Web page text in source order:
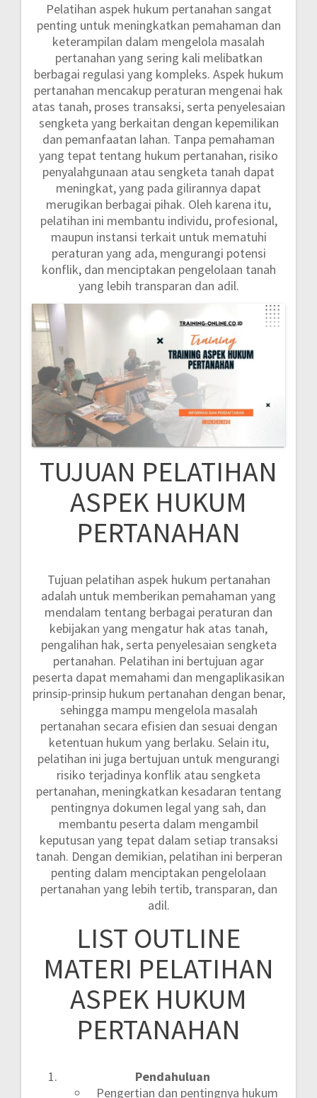
Pelatihan aspek hukum pertanahan sangat
penting untuk meningkatkan pemahaman dan
keterampilan dalam mengelola masalah
pertanahan yang sering kali melibatkan
berbagai regulasi yang kompleks. Aspek hukum
pertanahan mencakup peraturan mengenai hak
atas tanah, proses transaksi, serta penyelesaian
sengketa yang berkaitan dengan kepemilikan
dan pemanfaatan lahan. Tanpa pemahaman
yang tepat tentang hukum pertanahan, risiko
penyalahgunaan atau sengketa tanah dapat
meningkat, yang pada gilirannya dapat
merugikan berbagai pihak. Oleh karena itu,
pelatihan ini membantu individu, profesional,
maupun instansi terkait untuk mematuhi
peraturan yang ada, mengurangi potensi
konflik, dan menciptakan pengelolaan tanah
yang lebih transparan dan adil.
TUJUAN PELATIHAN
ASPEK HUKUM
PERTANAHAN
Tujuan pelatihan aspek hukum pertanahan
adalah untuk memberikan pemahaman yang
mendalam tentang berbagai peraturan dan
kebijakan yang mengatur hak atas tanah,
pengalihan hak, serta penyelesaian sengketa
pertanahan. Pelatihan ini bertujuan agar
peserta dapat memahami dan mengaplikasikan
prinsip-prinsip hukum pertanahan dengan benar,
sehingga mampu mengelola masalah
pertanahan secara efisien dan sesuai dengan
ketentuan hukum yang berlaku. Selain itu,
pelatihan ini juga bertujuan untuk mengurangi
risiko terjadinya konflik atau sengketa
pertanahan, meningkatkan kesadaran tentang
pentingnya dokumen legal yang sah, dan
membantu peserta dalam mengambil
keputusan yang tepat dalam setiap transaksi
tanah. Dengan demikian, pelatihan ini berperan
penting dalam menciptakan pengelolaan
pertanahan yang lebih tertib, transparan, dan
adil.
LIST OUTLINE
MATERI PELATIHAN
ASPEK HUKUM
PERTANAHAN
Pendahuluan
Pengertian dan pentingnya hukum